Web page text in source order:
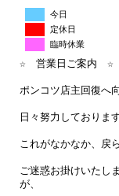
今日
定休日
臨時休業
☆ 営業日ご案内 ☆
ポンコツ店主回復へ
日々努力しておりま
これがなかなか、戻
ご迷惑お掛けいたし
が、